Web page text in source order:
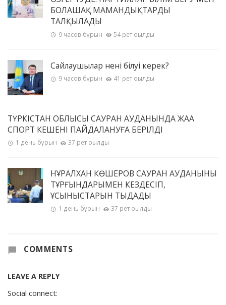
БОЛАШАҚ МАМАНДЫҚТАРДЫ
ТАЛҚЫЛАДЫ
9 часов бұрын 54 рет оқылды
Сайлаушылар нені білуі керек?
9 часов бұрын 41 рет оқылды
ТҮРКІСТАН ОБЛЫСЫ САУРАН АУДАНЫНДА ЖАҢА
СПОРТ КЕШЕНІ ПАЙДАЛАНУҒА БЕРІЛДІ
1 день бұрын 37 рет оқылды
НҰРАЛХАН КӨШЕРОВ САУРАН АУДАНЫНЫҢ
ТҰРҒЫНДАРЫМЕН КЕЗДЕСІП,
ҰСЫНЫСТАРЫН ТЫҢДАДЫ
1 день бұрын 37 рет оқылды
COMMENTS
LEAVE A REPLY
Social connect: